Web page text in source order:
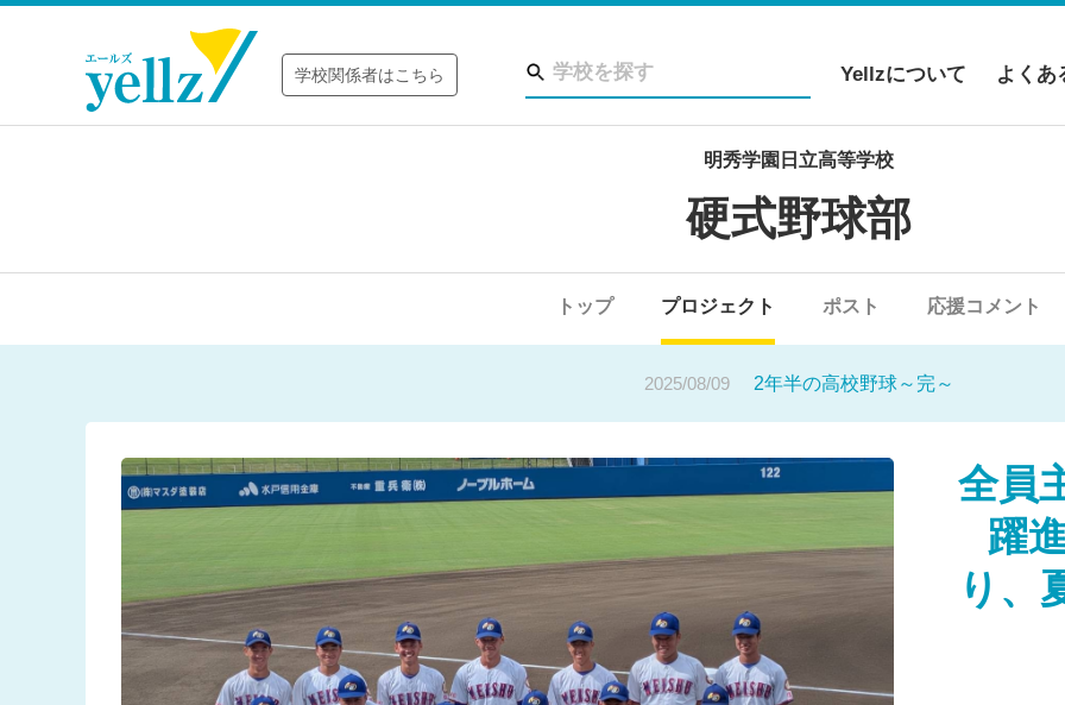
学校関係者はこちら Yellzについて よくあ
明秀学園日立高等学校
硬式野球部
トップ プロジェクト ポスト 応援コメント
2025/08/09 OBからの贈り物
2025/10/23 礼状等の発送について【事務室より】
2025/08/09 2年半の高校野球～完～
2025/08/09 OBからの贈り物
礼状等の発送について【事務室より】
全員
躍
り、